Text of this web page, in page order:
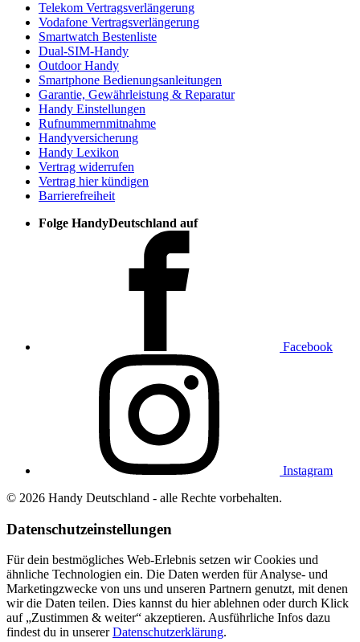
Telekom Vertragsverlängerung
Vodafone Vertragsverlängerung
Smartwatch Bestenliste
Dual-SIM-Handy
Outdoor Handy
Smartphone Bedienungsanleitungen
Garantie, Gewährleistung & Reparatur
Handy Einstellungen
Rufnummernmitnahme
Handyversicherung
Handy Lexikon
Vertrag widerrufen
Vertrag hier kündigen
Barrierefreiheit
Folge HandyDeutschland auf
Facebook
Instagram
© 2026 Handy Deutschland - alle Rechte vorbehalten.
Datenschutzeinstellungen
Für dein bestmögliches Web-Erlebnis setzen wir Cookies und
ähnliche Technologien ein. Die Daten werden für Analyse- und
Marketingzwecke von uns und unseren Partnern genutzt, mit denen
wir die Daten teilen. Dies kannst du hierablehnen oder durch Klick
auf „Zustimmen & weiter“ akzeptieren. Ausführliche Infos dazu
findest du in unsererDatenschutzerklärung.